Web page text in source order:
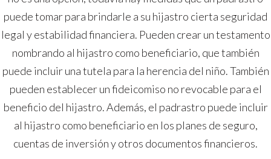
puede tomar para brindarle a su hijastro cierta seguridad
legal y estabilidad financiera. Pueden crear un testamento
nombrando al hijastro como beneficiario, que también
puede incluir una tutela para la herencia del niño. También
pueden establecer un fideicomiso no revocable para el
beneficio del hijastro. Además, el padrastro puede incluir
al hijastro como beneficiario en los planes de seguro,
cuentas de inversión y otros documentos financieros.